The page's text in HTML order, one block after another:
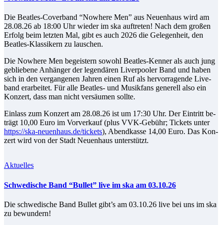
Die Beat­les-Co­ver­band “Nowhe­re Men” aus Neu­en­haus wird am
28.08.26 ab 18:00 Uhr wie­der im ska auf­tre­ten! Nach dem gro­ßen
Er­folg beim letz­ten Mal, gibt es auch 2026 die Ge­le­gen­heit, den
Beat­les-Klas­si­kern zu lauschen.
Die Nowhe­re Men be­geis­tern so­wohl Beat­les-Ken­ner als auch jung
ge­blie­be­ne An­hän­ger der le­gen­dä­ren Li­ver­poo­ler Band und ha­ben
sich in den ver­gan­ge­nen Jah­ren ei­nen Ruf als her­vor­ra­gen­de Live­
band er­ar­bei­tet. Für al­le Beat­les- und Mu­sik­fans ge­ne­rell al­so ein
Kon­zert, dass man nicht ver­säu­men sollte.
Ein­lass zum Kon­zert am 28.08.26 ist um 17:30 Uhr. Der Ein­tritt be­
trägt 10,00 Eu­ro im Vor­ver­kauf (plus VVK-Ge­bühr; Ti­ckets un­ter
https://ska-neuenhaus.de/tickets), Abend­kas­se 14,00 Eu­ro. Das Kon­
zert wird von der Stadt Neu­en­haus unterstützt.
Aktuelles
Schwe­di­sche Band “Bul­let” live im ska am 03.10.26
Die schwe­di­sche Band Bul­let gibt’s am 03.10.26 live bei uns im ska
zu bewundern!